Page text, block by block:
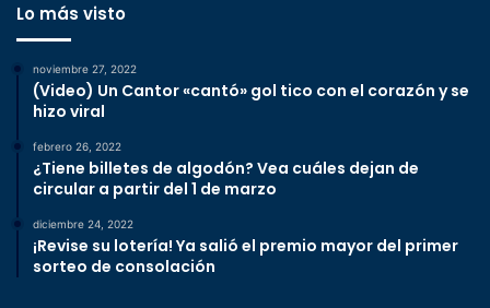
Lo más visto
noviembre 27, 2022
(Video) Un Cantor «cantó» gol tico con el corazón y se
hizo viral
febrero 26, 2022
¿Tiene billetes de algodón? Vea cuáles dejan de
circular a partir del 1 de marzo
diciembre 24, 2022
¡Revise su lotería! Ya salió el premio mayor del primer
sorteo de consolación